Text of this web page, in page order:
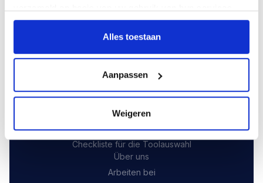
Alles toestaan
Aanpassen
Weigeren
‍info@testersuite.nl
‍+31(0)30 249 6116
Preise
Cloud-Sicherheit
Häufig gestellte Fragen
Wörterbuch für Software-Tester
Checkliste für die Toolauswahl
Über uns
Arbeiten bei